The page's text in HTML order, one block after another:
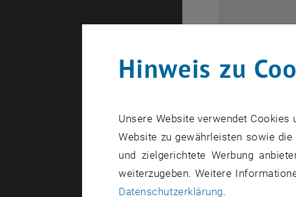
Hinweis zu
Unsere Website verwendet
Website zu gewährleisten sowie
und zielgerichtete Werbung
weiterzugeben. Weitere
Datenschutzerklärung.